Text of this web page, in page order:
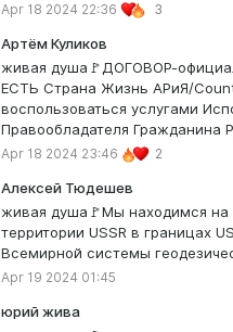
Apr 18 2024 22:36 3
Артём Куликов
живая душа🚩ДОГОВОР-
ЕСТЬ Страна Жизнь АРиЯ/
воспользоваться услугами
Правообладателя Гражданина
Apr 18 2024 23:46 2
Алексей Тюдешев
живая душа🚩Мы находимся на
территории USSR в границах
Всемирной системы
Apr 19 2024 01:45
юрий жива